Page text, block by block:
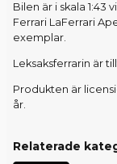
Bilen är i skala 1:43
Ferrari LaFerrari
exemplar.
Leksaksferrarin är
Produkten är
år.
Relaterade